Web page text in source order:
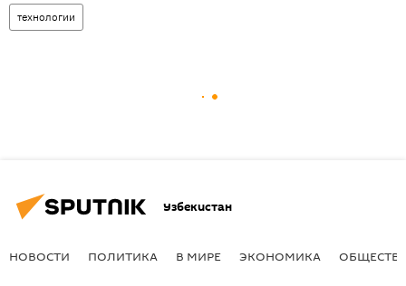
технологии
Узбекистан
НОВОСТИ ПОЛИТИКА В МИРЕ ЭКОНОМИКА